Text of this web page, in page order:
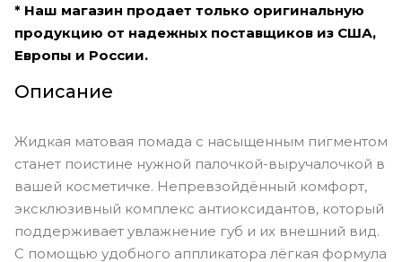
* Наш магазин продает только оригинальную
продукцию от надежных поставщиков из США,
Европы и России.
Описание
Жидкая матовая помада с насыщенным пигментом
станет поистине нужной палочкой-выручалочкой в
вашей косметичке. Непревзойдённый комфорт,
эксклюзивный комплекс антиоксидантов, который
поддерживает увлажнение губ и их внешний вид.
С помощью удобного аппликатора лёгкая формула